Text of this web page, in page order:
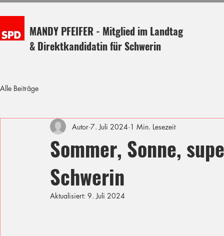
MANDY PFEIFER - Mitglied im Landtag
& Direktkandidatin für Schwerin
Alle Beiträge
Sommer, Sonne,
Schwerin
Autor 7. Juli 2024 1 Min. Lesezeit
Aktualisiert: 9. Juli 2024